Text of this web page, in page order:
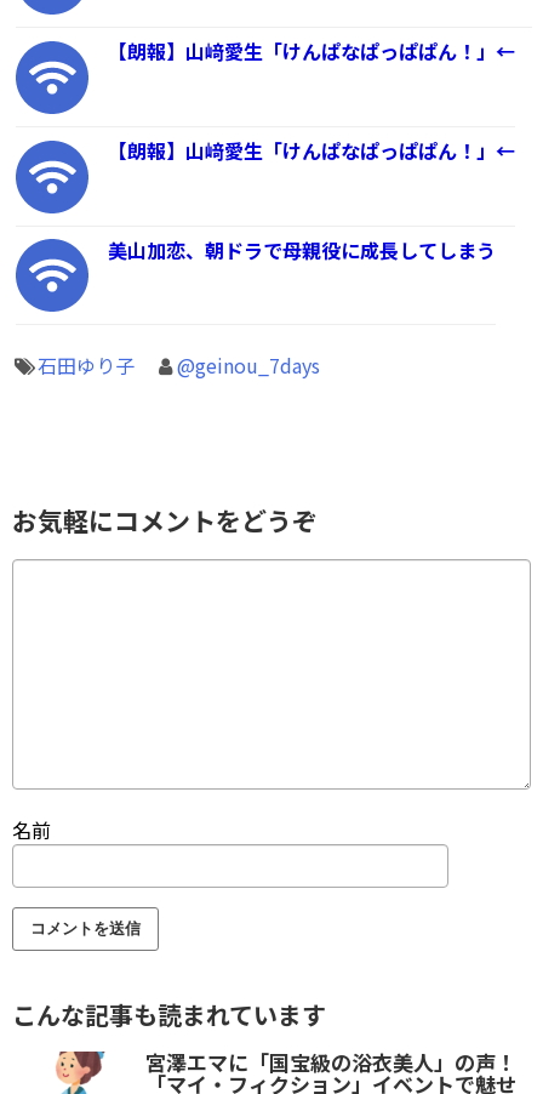
【朗報】山﨑愛生「けんぱなぱっぱぱん！」←
【朗報】山﨑愛生「けんぱなぱっぱぱん！」←
美山加恋、朝ドラで母親役に成長してしまう
石田ゆり子 @geinou_7days
お気軽にコメントをどうぞ
名前
こんな記事も読まれています
宮澤エマに「国宝級の浴衣美人」の声！
「マイ・フィクション」イベントで魅せ